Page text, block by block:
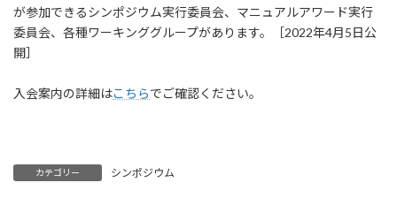
が参加できるシンポジウム実行委員会、マニュアルアワード実行
委員会、各種ワーキンググループがあります。［2022年4月5日公
開］
入会案内の詳細はこちらでご確認ください。
カテゴリー シンポジウム